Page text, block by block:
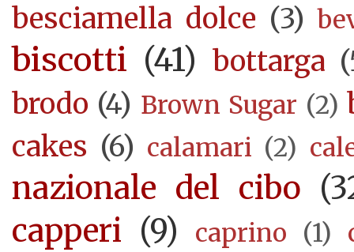
besciamella dolce (3)
biscotti (41) bottarga
brodo (4) Brown Sugar (2)
cakes (6) calamari (2)
nazionale del cibo
capperi (9) caprino (1)